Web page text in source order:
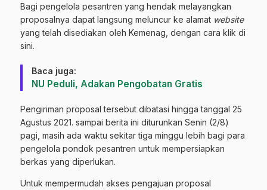
Bagi pengelola pesantren yang hendak melayangkan
proposalnya dapat langsung meluncur ke alamat website
yang telah disediakan oleh Kemenag, dengan cara klik di
sini.
Baca juga:
NU Peduli, Adakan Pengobatan Gratis
Pengiriman proposal tersebut dibatasi hingga tanggal 25
Agustus 2021. sampai berita ini diturunkan Senin (2/8)
pagi, masih ada waktu sekitar tiga minggu lebih bagi para
pengelola pondok pesantren untuk mempersiapkan
berkas yang diperlukan.
Untuk mempermudah akses pengajuan proposal